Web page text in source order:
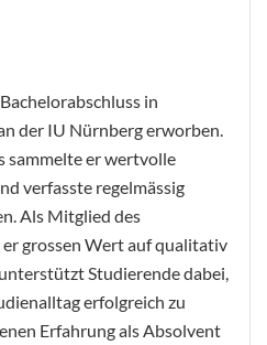
in
der IU Nürnberg erworben.
sammelte er wertvolle
verfasste regelmässig
Als Mitglied des
grossen Wert auf qualitativ
Studierende dabei,
erfolgreich zu
Erfahrung als Absolvent